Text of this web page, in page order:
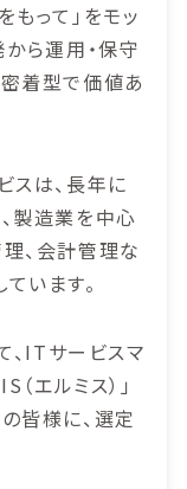
って」をモッ
から運用・保守
着型で価値あ
スは、長年に
製造業を中心
、会計管理な
います。
ITサービスマ
エルミス）」
皆様に、選定